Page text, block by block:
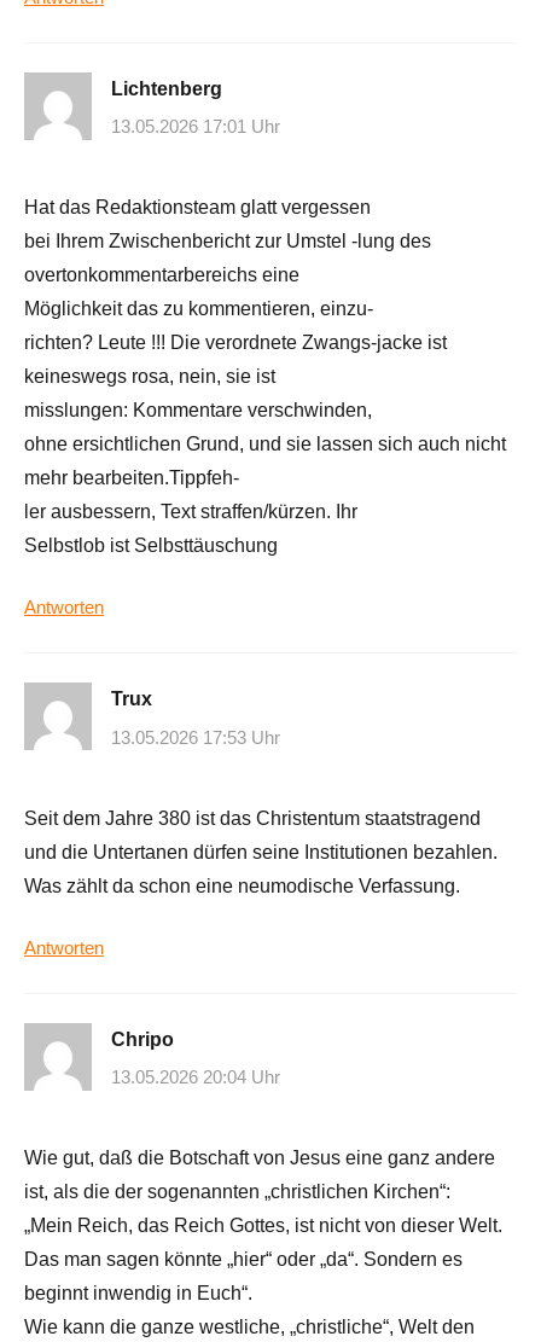
Lichtenberg
13.05.2026 17:01 Uhr
Hat das Redaktionsteam glatt vergessen
bei Ihrem Zwischenbericht zur Umstel -lung des
overtonkommentarbereichs eine
Möglichkeit das zu kommentieren, einzu-
richten? Leute !!! Die verordnete Zwangs-jacke ist
keineswegs rosa, nein, sie ist
misslungen: Kommentare verschwinden,
ohne ersichtlichen Grund, und sie lassen sich auch nicht
mehr bearbeiten.Tippfeh-
ler ausbessern, Text straffen/kürzen. Ihr
Selbstlob ist Selbsttäuschung
Antworten
Trux
13.05.2026 17:53 Uhr
Seit dem Jahre 380 ist das Christentum staatstragend
und die Untertanen dürfen seine Institutionen bezahlen.
Was zählt da schon eine neumodische Verfassung.
Antworten
Chripo
13.05.2026 20:04 Uhr
Wie gut, daß die Botschaft von Jesus eine ganz andere
ist, als die der sogenannten „christlichen Kirchen“:
„Mein Reich, das Reich Gottes, ist nicht von dieser Welt.
Das man sagen könnte „hier“ oder „da“. Sondern es
beginnt inwendig in Euch“.
Wie kann die ganze westliche, „christliche“, Welt den